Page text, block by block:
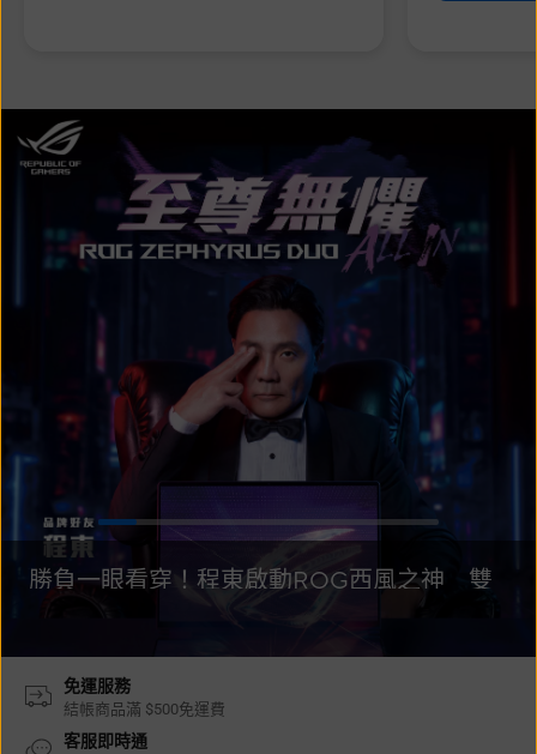
勝負一眼看穿！程東啟動ROG西風之神 雙
免運服務
結帳商品滿 $500免運費
客服即時通